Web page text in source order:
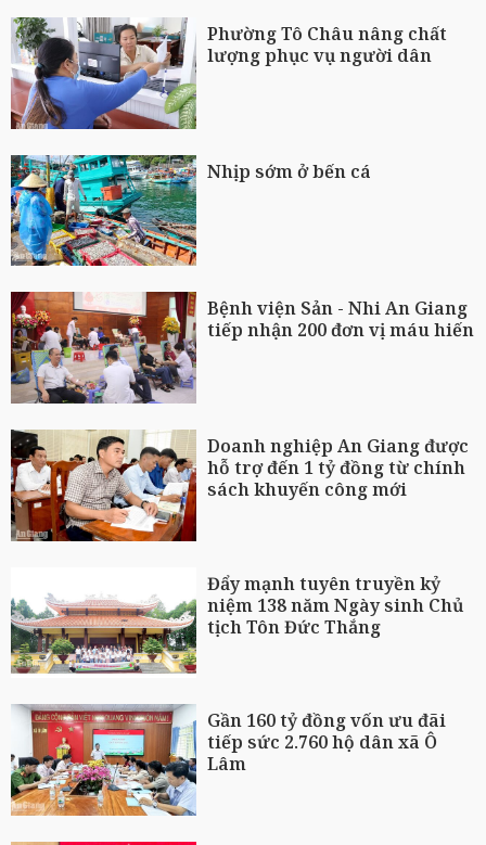
Phường Tô Châu nâng chất
lượng phục vụ người dân
Nhịp sớm ở bến cá
Bệnh viện Sản - Nhi An Giang
tiếp nhận 200 đơn vị máu hiến
Doanh nghiệp An Giang được
hỗ trợ đến 1 tỷ đồng từ chính
sách khuyến công mới
Đẩy mạnh tuyên truyền kỷ
niệm 138 năm Ngày sinh Chủ
tịch Tôn Đức Thắng
Gần 160 tỷ đồng vốn ưu đãi
tiếp sức 2.760 hộ dân xã Ô
Lâm